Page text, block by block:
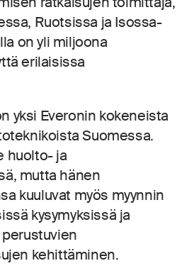
Ruotsissa ja Isossa-
on yli miljoona
erilaisissa
yksi Everonin kokeneista
Suomessa.
huolto- ja
mutta hänen
kuuluvat myös myynnin
kysymyksissä ja
kehittäminen.